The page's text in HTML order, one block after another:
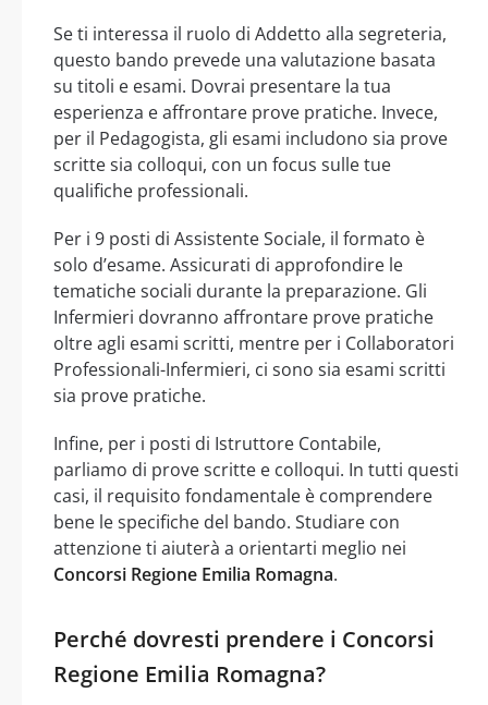
Se ti interessa il ruolo di Addetto alla segreteria,
questo bando prevede una valutazione basata
su titoli e esami. Dovrai presentare la tua
esperienza e affrontare prove pratiche. Invece,
per il Pedagogista, gli esami includono sia prove
scritte sia colloqui, con un focus sulle tue
qualifiche professionali.
Per i 9 posti di Assistente Sociale, il formato è
solo d’esame. Assicurati di approfondire le
tematiche sociali durante la preparazione. Gli
Infermieri dovranno affrontare prove pratiche
oltre agli esami scritti, mentre per i Collaboratori
Professionali-Infermieri, ci sono sia esami scritti
sia prove pratiche.
Infine, per i posti di Istruttore Contabile,
parliamo di prove scritte e colloqui. In tutti questi
casi, il requisito fondamentale è comprendere
bene le specifiche del bando. Studiare con
attenzione ti aiuterà a orientarti meglio nei
Concorsi Regione Emilia Romagna.
Perché dovresti prendere i Concorsi
Regione Emilia Romagna?